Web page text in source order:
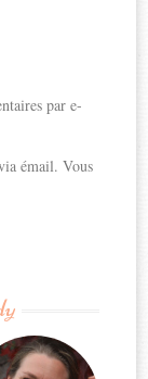
par e-
émail. Vous